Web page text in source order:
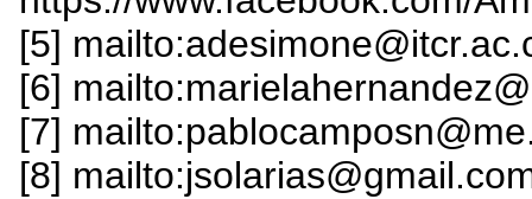
[5]
[6]
[7]
[8]